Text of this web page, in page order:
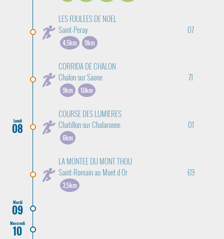
LES FOULEES DE NOEL
Saint-Peray
07
4,5km 9km
CORRIDA DE CHALON
Chalon sur Saone
71
9km 10km
Lundi
08
COURSE DES LUMIERES
Chatillon sur Chalaronne
01
6km
LA MONTEE DU MONT THOU
Saint-Romain au Mont d Or
69
3,5km
Mardi
09
Mercredi
10